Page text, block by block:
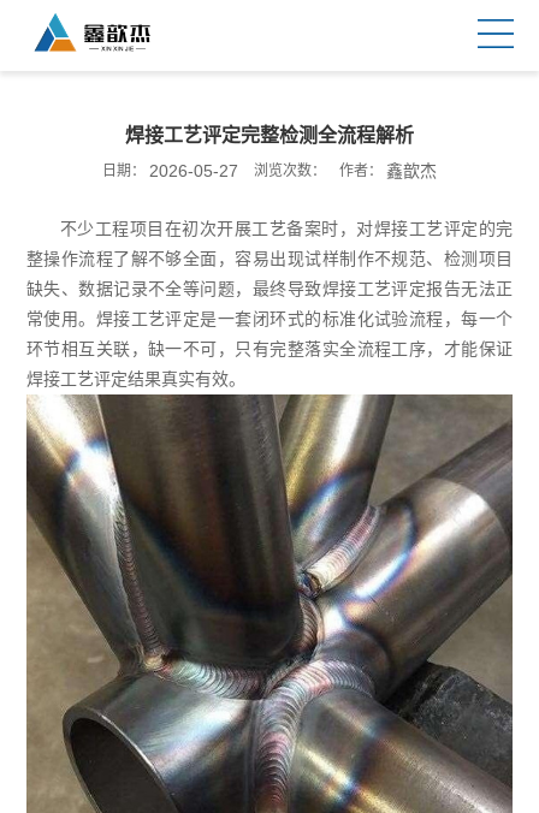
焊接工艺评定完整检测全流程解析
日期： 2026-05-27 浏览次数： 作者： 鑫歆杰
不少工程项目在初次开展工艺备案时，对焊接工艺评定的完
整操作流程了解不够全面，容易出现试样制作不规范、检测项目
缺失、数据记录不全等问题，最终导致焊接工艺评定报告无法正
常使用。焊接工艺评定是一套闭环式的标准化试验流程，每一个
环节相互关联，缺一不可，只有完整落实全流程工序，才能保证
焊接工艺评定结果真实有效。